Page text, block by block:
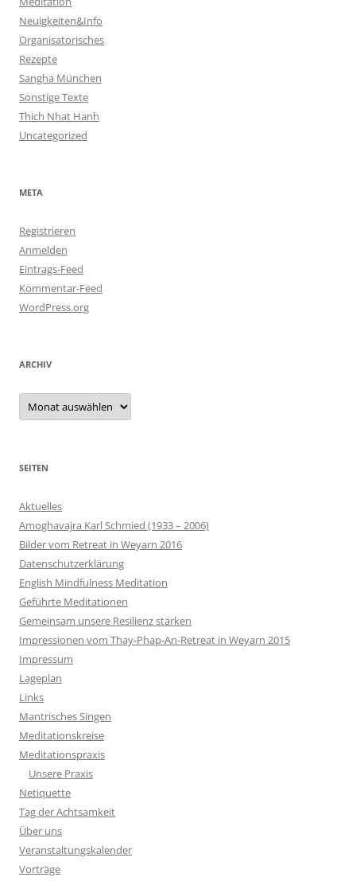
Neuigkeiten&Info
Organisatorisches
Rezepte
Sangha München
Sonstige Texte
Thich Nhat Hanh
Uncategorized
META
Registrieren
Anmelden
Eintrags-Feed
Kommentar-Feed
WordPress.org
ARCHIV
Archiv
SEITEN
Aktuelles
Amoghavajra Karl Schmied (1933 – 2006)
Bilder vom Retreat in Weyarn 2016
Datenschutzerklärung
English Mindfulness Meditation
Geführte Meditationen
Gemeinsam unsere Resilienz stärken
Impressionen vom Thay-Phap-An-Retreat in Weyarn 2015
Impressum
Lageplan
Links
Mantrisches Singen
Meditationskreise
Meditationspraxis
Unsere Praxis
Netiquette
Tag der Achtsamkeit
Über uns
Veranstaltungskalender
Vorträge